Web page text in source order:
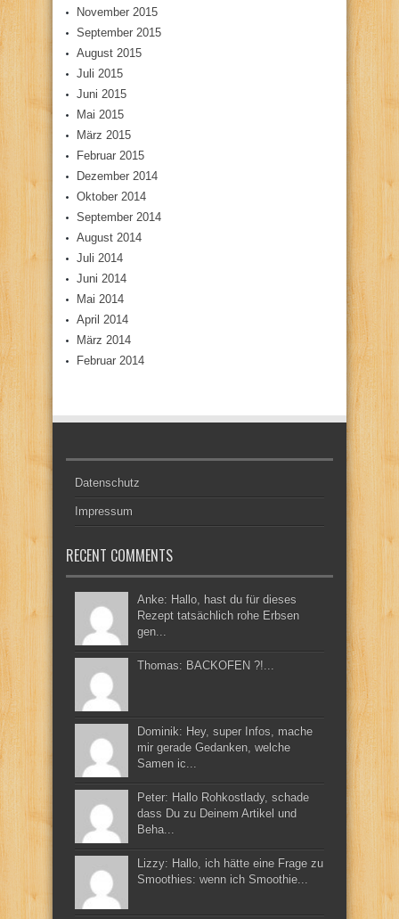
November 2015
September 2015
August 2015
Juli 2015
Juni 2015
Mai 2015
März 2015
Februar 2015
Dezember 2014
Oktober 2014
September 2014
August 2014
Juli 2014
Juni 2014
Mai 2014
April 2014
März 2014
Februar 2014
Datenschutz
Impressum
RECENT COMMENTS
Anke: Hallo, hast du für dieses
Rezept tatsächlich rohe Erbsen
gen...
Thomas: BACKOFEN ?!...
Dominik: Hey, super Infos, mache
mir gerade Gedanken, welche
Samen ic...
Peter: Hallo Rohkostlady, schade
dass Du zu Deinem Artikel und
Beha...
Lizzy: Hallo, ich hätte eine Frage zu
Smoothies: wenn ich Smoothie...